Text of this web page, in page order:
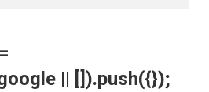
|| []).push({});